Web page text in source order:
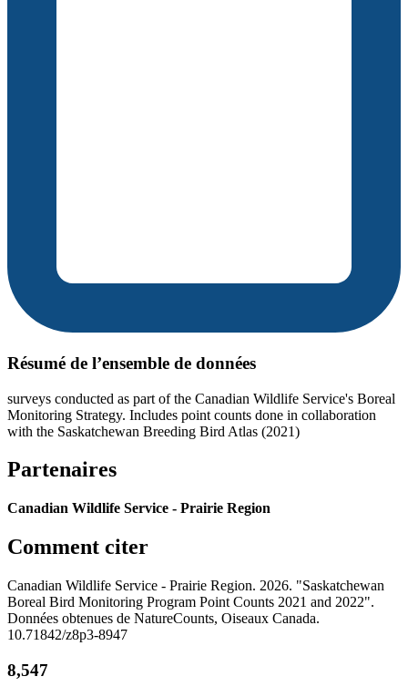
Résumé de l’ensemble de données
surveys conducted as part of the Canadian Wildlife Service's Boreal
Monitoring Strategy. Includes point counts done in collaboration
with the Saskatchewan Breeding Bird Atlas (2021)
Partenaires
Canadian Wildlife Service - Prairie Region
Comment citer
Canadian Wildlife Service - Prairie Region. 2026. "Saskatchewan
Boreal Bird Monitoring Program Point Counts 2021 and 2022".
Données obtenues de NatureCounts, Oiseaux Canada.
10.71842/z8p3-8947
8,547